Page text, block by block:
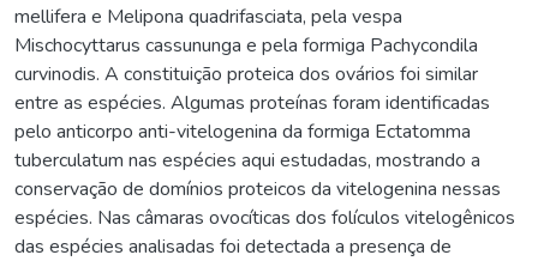
mellifera e Melipona quadrifasciata, pela vespa
Mischocyttarus cassununga e pela formiga Pachycondila
curvinodis. A constituição proteica dos ovários foi similar
entre as espécies. Algumas proteínas foram identificadas
pelo anticorpo anti-vitelogenina da formiga Ectatomma
tuberculatum nas espécies aqui estudadas, mostrando a
conservação de domínios proteicos da vitelogenina nessas
espécies. Nas câmaras ovocíticas dos folículos vitelogênicos
das espécies analisadas foi detectada a presença de